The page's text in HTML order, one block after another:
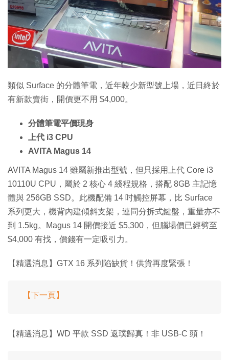
Enterprise Digital Transformation
特集
類似 Surface 的分體筆電，近年較少新型號上場，近日終於
有新款賣街，開價更不用 $4,000。
分體筆電平價現身
上代 i3 CPU
AVITA Magus 14
AVITA Magus 14 雖屬新推出型號，但只採用上代 Core i3
10110U CPU，屬於 2 核心 4 綫程規格，搭配 8GB 主記憶
體與 256GB SSD。此機配備 14 吋觸控屏幕，比 Surface
系列更大，機背內建傾斜支架，連同分拆式鍵盤，重量亦不
到 1.5kg。Magus 14 開價接近 $5,300，但腦場價已經劈至
$4,000 有找，價錢有一定吸引力。
【精選消息】GTX 16 系列陷缺貨！供貨再度緊張！
【下一頁】
【精選消息】WD 平款 SSD 返璞歸真！非 USB-C 頭！